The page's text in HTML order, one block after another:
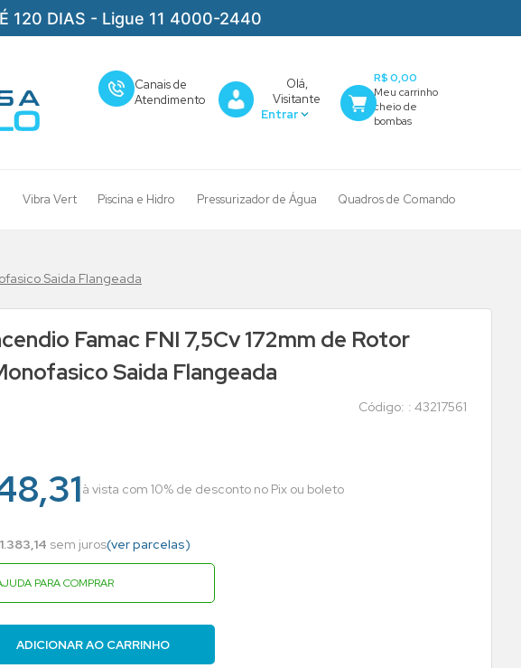
120 DIAS - Ligue 11 4000-2440
Canais de
Atendimento
Olá,
Visitante
R$ 0,00
Vibra Vert Piscina e Hidro Pressurizador de Água Quadros de Comando
Saida Flangeada
Famac FNI 7,5Cv 172mm de Rotor
Saida Flangeada
: 43217561
à vista com 10% de desconto no Pix ou boleto
1.383,14 sem juros(ver parcelas)
PARA COMPRAR
ADICIONAR AO CARRINHO